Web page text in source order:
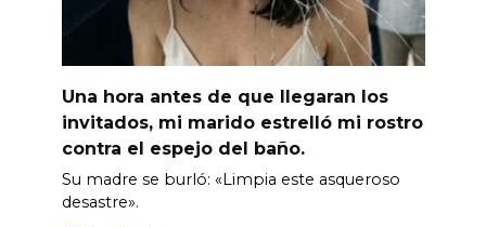
Una hora antes de que llegaran los
invitados, mi marido estrelló mi rostro
contra el espejo del baño.
Su madre se burló: «Limpia este asqueroso
desastre».